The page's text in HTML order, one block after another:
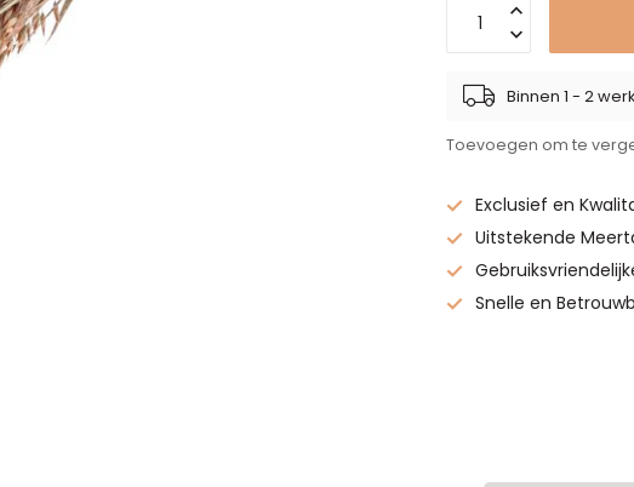
Binnen 1 - 2
Toevoegen om te
Exclusief en
Uitstekende
Snelle en